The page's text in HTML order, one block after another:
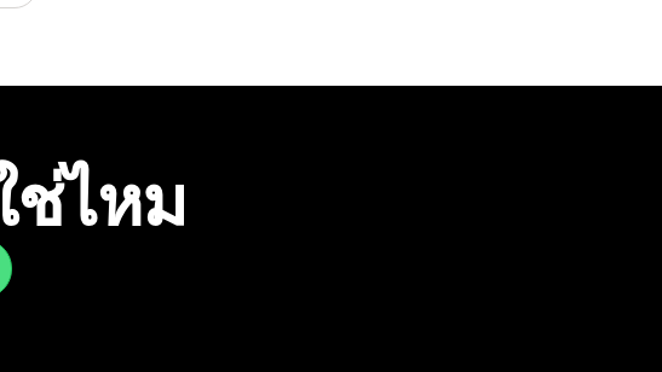
ช่ไหม